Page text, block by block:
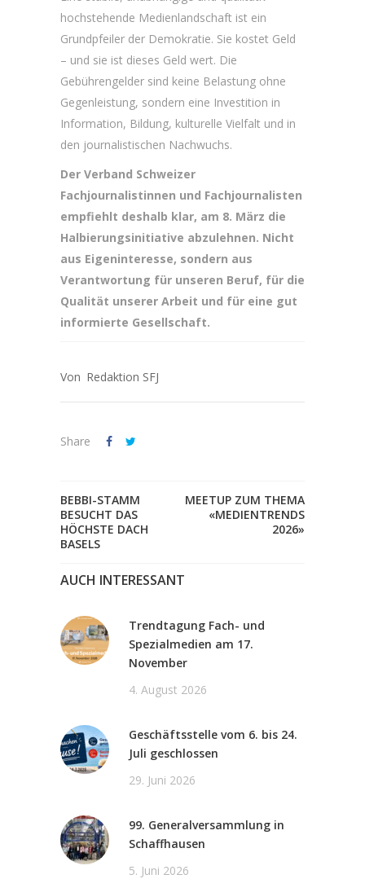
hochstehende Medienlandschaft ist ein
Grundpfeiler der Demokratie. Sie kostet Geld
– und sie ist dieses Geld wert. Die
Gebührengelder sind keine Belastung ohne
Gegenleistung, sondern eine Investition in
Information, Bildung, kulturelle Vielfalt und in
den journalistischen Nachwuchs.
Der Verband Schweizer
Fachjournalistinnen und Fachjournalisten
empfiehlt deshalb klar, am 8. März die
Halbierungsinitiative abzulehnen. Nicht
aus Eigeninteresse, sondern aus
Verantwortung für unseren Beruf, für die
Qualität unserer Arbeit und für eine gut
informierte Gesellschaft.
Redaktion SFJ
Share
BEBBI-STAMM
BESUCHT DAS
HÖCHSTE DACH
BASELS
MEETUP ZUM THEMA
«MEDIENTRENDS
2026»
AUCH INTERESSANT
Trendtagung Fach- und
Spezialmedien am 17.
November
4. August 2026
Geschäftsstelle vom 6. bis 24.
Juli geschlossen
29. Juni 2026
99. Generalversammlung in
Schaffhausen
5. Juni 2026